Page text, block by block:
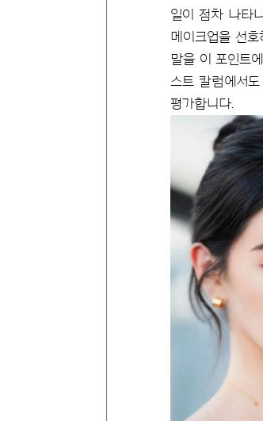
일이 점차 나타
메이크업을 선
말을 이 포인트
스트 칼럼에서
평가합니다.